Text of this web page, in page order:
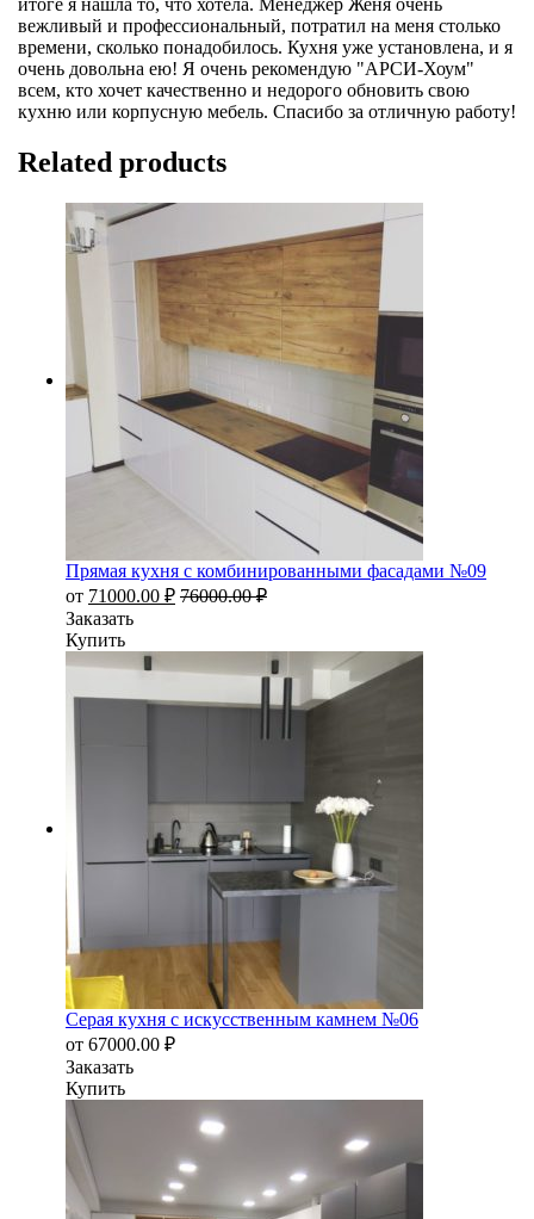
итоге я нашла то, что хотела. Менеджер Женя очень
вежливый и профессиональный, потратил на меня столько
времени, сколько понадобилось. Кухня уже установлена, и я
очень довольна ею! Я очень рекомендую "АРСИ-Хоум"
всем, кто хочет качественно и недорого обновить свою
кухню или корпусную мебель. Спасибо за отличную работу!
Related products
Прямая кухня с комбинированными фасадами №09
от 71000.00 ₽ 76000.00₽
Заказать
Купить
Серая кухня с искусственным камнем №06
от 67000.00 ₽
Заказать
Купить